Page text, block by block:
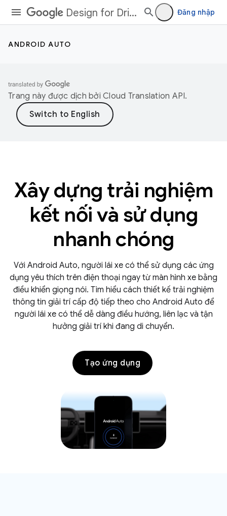
Design for Driving Đăng nhập
ANDROID AUTO
Trang này được dịch bởi Cloud Translation API.
Xây dựng trải nghiệm
kết nối và sử dụng
nhanh chóng
Với Android Auto, người lái xe có thể sử dụng các ứng
dụng yêu thích trên điện thoại ngay từ màn hình xe bằng
điều khiển giọng nói. Tìm hiểu cách thiết kế trải nghiệm
thông tin giải trí cấp độ tiếp theo cho Android Auto để
người lái xe có thể dễ dàng điều hướng, liên lạc và tận
hưởng giải trí khi đang di chuyển.
Tạo ứng dụng